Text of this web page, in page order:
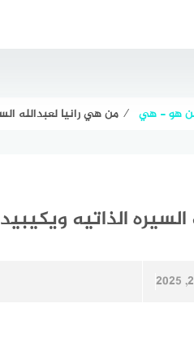
هو - هي ⁄ من هي رانيا لعبدالله
الذاتيه